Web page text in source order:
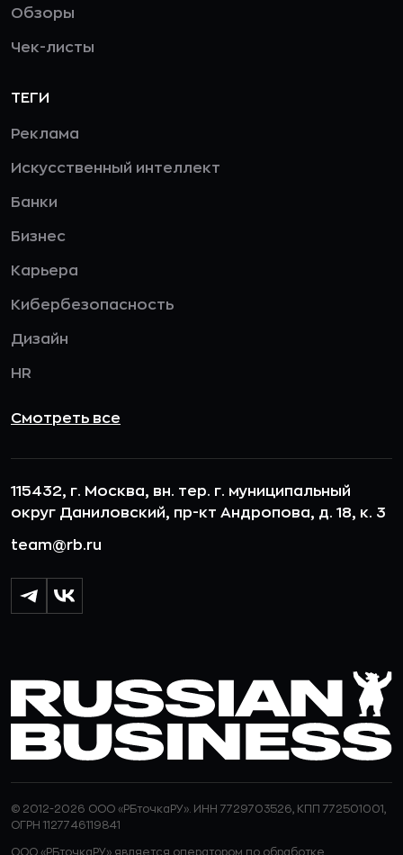
Обзоры
Чек-листы
ТЕГИ
Реклама
Искусственный интеллект
Банки
Бизнес
Карьера
Кибербезопасность
Дизайн
HR
Смотреть все
115432, г. Москва, вн. тер. г. муниципальный
округ Даниловский, пр-кт Андропова, д. 18, к. 3
team@rb.ru
© 2012-2026 ООО «РБточкаРУ». ИНН 7729703526, КПП 772501001,
ОГРН 1127746119841
ООО «РБточкаРУ» является оператором по обработке